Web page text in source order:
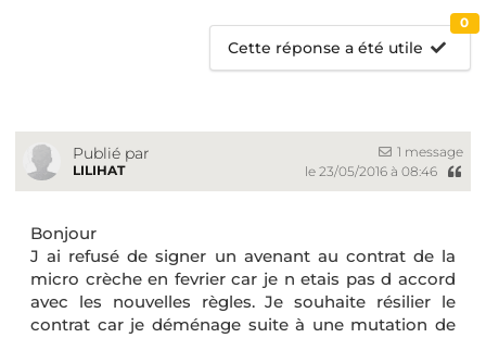
Cette réponse a été utile
0
Publié par
LILIHAT
1 message
le 23/05/2016 à 08:46
Bonjour
J ai refusé de signer un avenant au contrat de la
micro crèche en fevrier car je n etais pas d accord
avec les nouvelles règles. Je souhaite résilier le
contrat car je déménage suite à une mutation de